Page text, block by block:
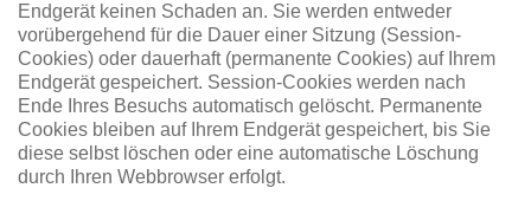
Endgerät keinen Schaden an. Sie werden entweder
vorübergehend für die Dauer einer Sitzung (Session-
Cookies) oder dauerhaft (permanente Cookies) auf Ihrem
Endgerät gespeichert. Session-Cookies werden nach
Ende Ihres Besuchs automatisch gelöscht. Permanente
Cookies bleiben auf Ihrem Endgerät gespeichert, bis Sie
diese selbst löschen oder eine automatische Löschung
durch Ihren Webbrowser erfolgt.